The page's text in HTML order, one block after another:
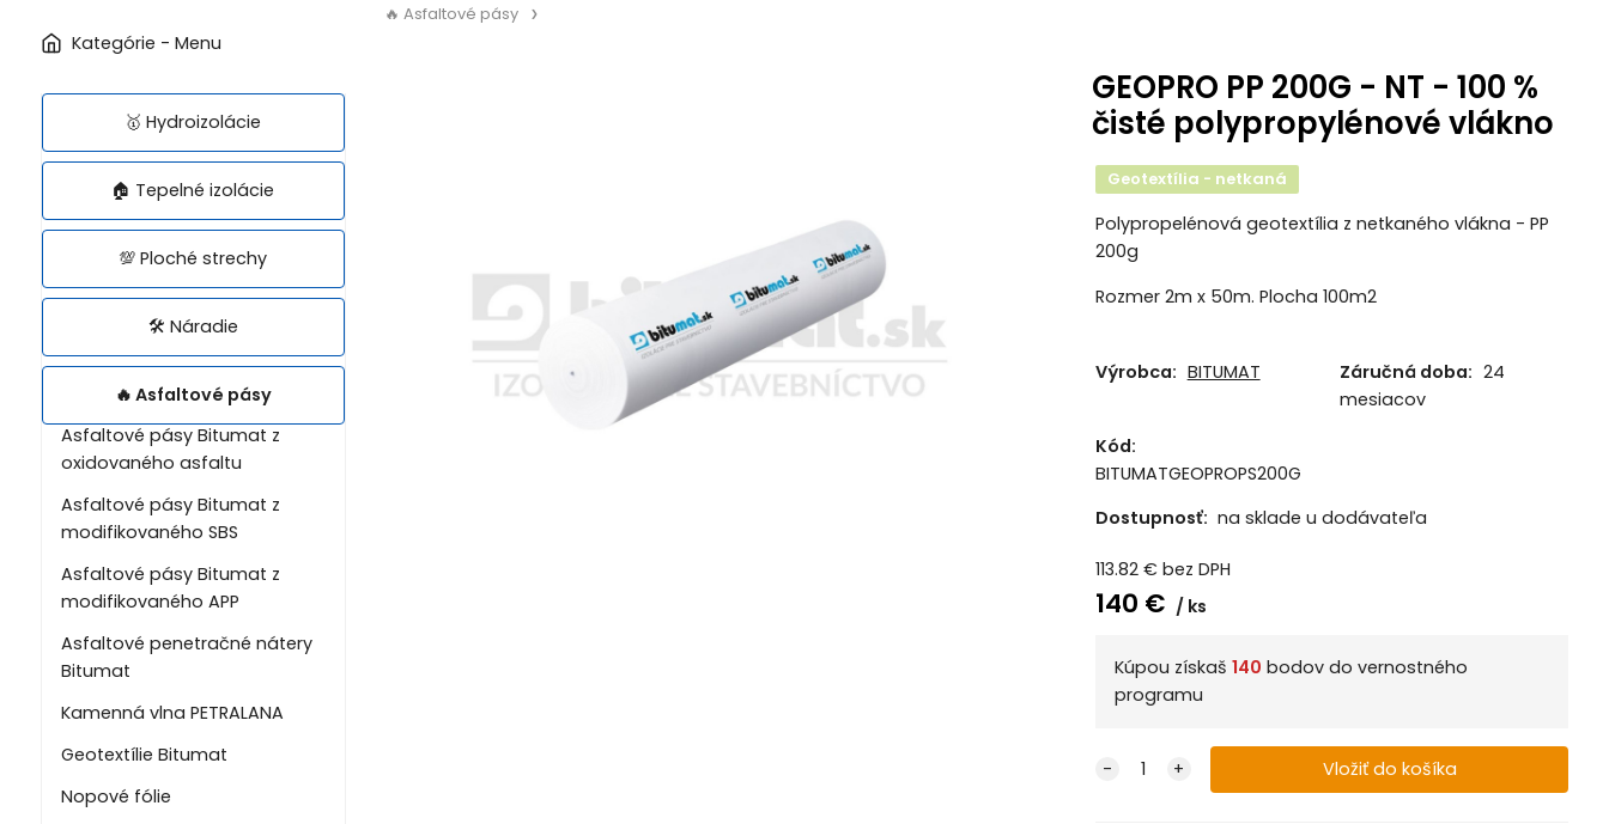
🥇 Hydroizolácie
🏠 Tepelné izolácie
💯 Ploché strechy
🛠️ Náradie
🔥 Asfaltové pásy
Asfaltové pásy Bitumat z
oxidovaného asfaltu
Asfaltové pásy Bitumat z
modifikovaného SBS
Asfaltové pásy Bitumat z
modifikovaného APP
Asfaltové penetračné nátery
Bitumat
Kamenná vlna PETRALANA
Geotextílie Bitumat
Nopové fólie
🔥 Asfaltové pásy
GEOPRO PP 200G - NT - 100 %
čisté polypropylénové vlákno
Geotextília - netkaná
Polypropelénová geotextília z netkaného vlákna - PP
200g
Rozmer 2m x 50m. Plocha 100m2
Výrobca: BITUMAT Záručná doba: 24
mesiacov
Kód:
BITUMATGEOPROPS200G
Dostupnosť: na sklade u dodávateľa
113.82€ bez DPH
140 € ks
Kúpou získaš 140 bodov do vernostného
programu